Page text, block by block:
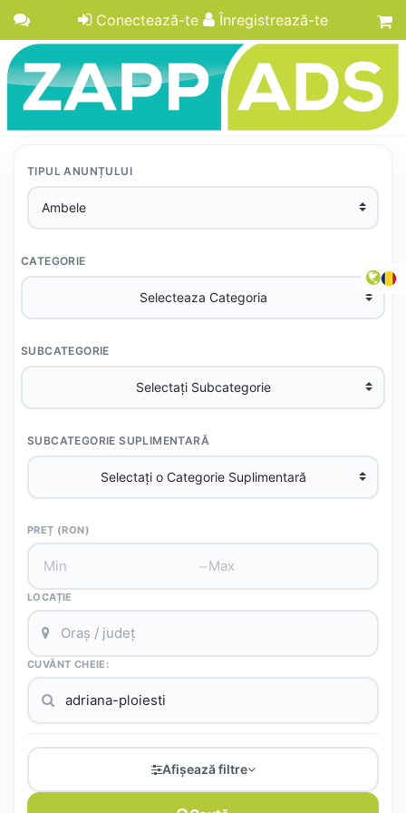
Conectează-te Înregistrează-te
TIPUL ANUNȚULUI
CATEGORIE
SUBCATEGORIE
SUBCATEGORIE SUPLIMENTARĂ
PREȚ (RON)
–
LOCAȚIE
CUVÂNT CHEIE:
Afișează filtre